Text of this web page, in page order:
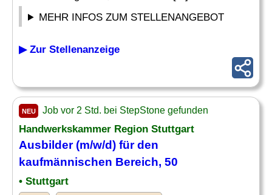
MEHR INFOS ZUM STELLENANGEBOT
▶ Zur Stellenanzeige
NEU Job vor 2 Std. bei StepStone gefunden
Handwerkskammer Region Stuttgart
Ausbilder (m/w/d) für den
kaufmännischen Bereich, 50
• Stuttgart